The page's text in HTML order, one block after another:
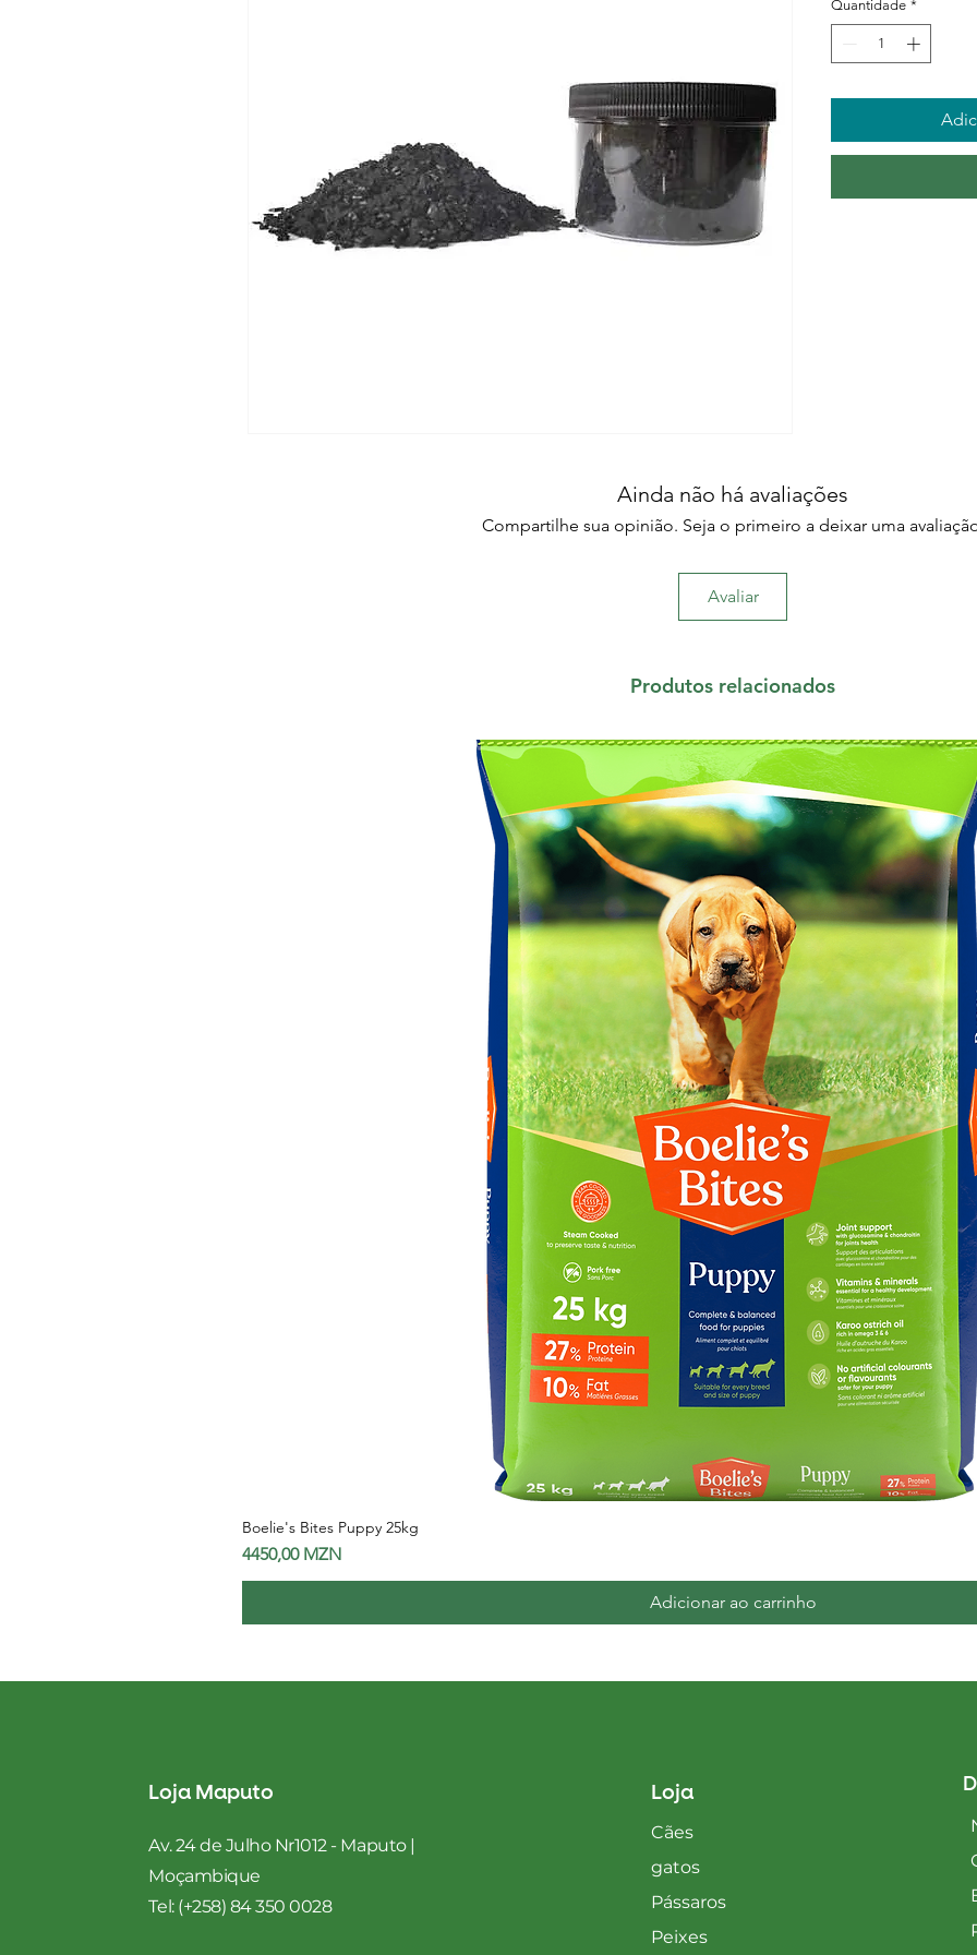
Quantidade *
Ainda não há avaliações
Compartilhe sua opinião. Seja o primeiro a deixar uma
Avaliar
Produtos relacionados
Boelie's Bites Puppy 25kg
Preço
4450,00 MZN
Adicionar ao carrinho
Loja Maputo
Av. 24 de Julho Nr1012 - Maputo |
Moçambique
Tel: (+258) 84 350 0028
Loja
Cães
gatos
Pássaros
Peixes